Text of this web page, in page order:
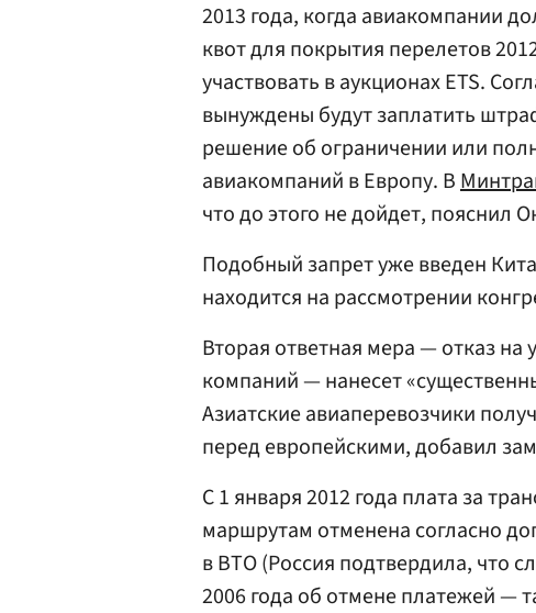
2013 года, когда авиакомпании
квот для покрытия перелетов
участвовать в аукционах ETS.
вынуждены будут заплатить
решение об ограничении или
авиакомпаний в Европу. В
что до этого не дойдет, пояснил
Подобный запрет уже введен
находится на рассмотрении
Вторая ответная мера — отказ на
компаний — нанесет
Азиатские авиаперевозчики
перед европейскими, добавил
С 1 января 2012 года плата за
маршрутам отменена согласно
в ВТО (Россия подтвердила, что
2006 года об отмене платежей —